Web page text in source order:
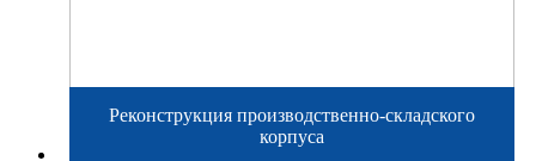
Реконструкция производственно-складского
корпуса